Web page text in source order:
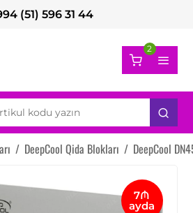
(51) 596 31 44
2
/ DeepCool Qida Blokları / DeepCool
7₼
ayda